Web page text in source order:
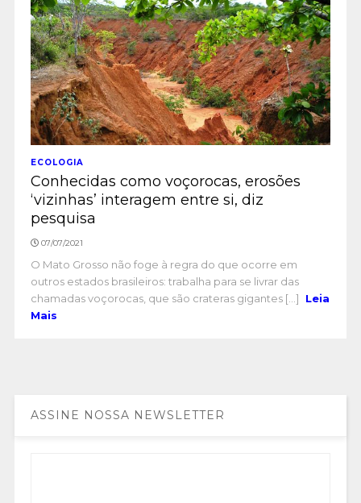
ECOLOGIA
Conhecidas como voçorocas, erosões
‘vizinhas’ interagem entre si, diz
pesquisa
07/07/2021
O Mato Grosso não foge à regra do que ocorre em
outros estados brasileiros: trabalha para se livrar das
chamadas voçorocas, que são crateras gigantes [...]
Leia
Mais
ASSINE NOSSA NEWSLETTER